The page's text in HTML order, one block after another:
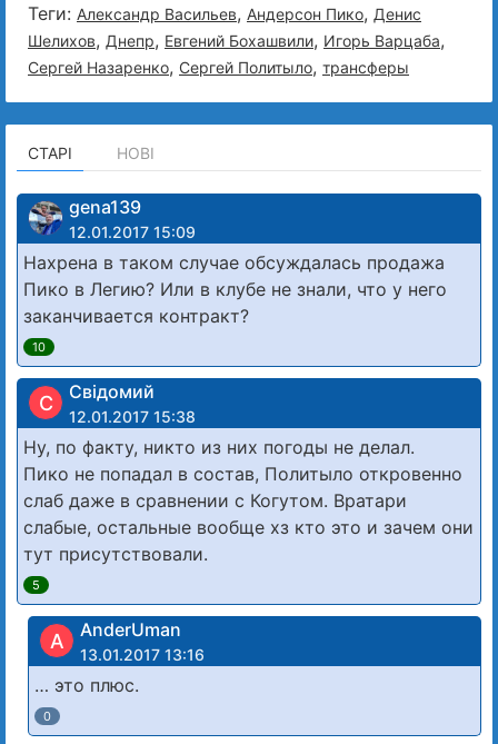
Теги: Александр Васильев, Андерсон Пико, Денис
Шелихов, Днепр, Евгений Бохашвили, Игорь Варцаба,
Сергей Назаренко, Сергей Политыло, трансферы
СТАРІ НОВІ
gena139
12.01.2017 15:09
Нахрена в таком случае обсуждалась продажа
Пико в Легию? Или в клубе не знали, что у него
заканчивается контракт?
10
С Свідомий
12.01.2017 15:38
Ну, по факту, никто из них погоды не делал.
Пико не попадал в состав, Политыло откровенно
слаб даже в сравнении с Когутом. Вратари
слабые, остальные вообще хз кто это и зачем они
тут присутствовали.
5
A AnderUman
13.01.2017 13:16
… это плюс.
0